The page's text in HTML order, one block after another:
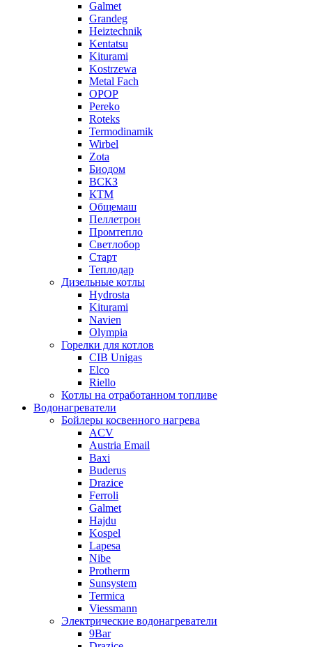
Galmet
Grandeg
Heiztechnik
Kentatsu
Kiturami
Kostrzewa
Metal Fach
OPOP
Pereko
Roteks
Termodinamik
Wirbel
Zota
Биодом
ВСКЗ
КТМ
Общемаш
Пеллетрон
Промтепло
Светлобор
Старт
Теплодар
Дизельные котлы
Hydrosta
Kiturami
Navien
Olympia
Горелки для котлов
CIB Unigas
Elco
Riello
Котлы на отработанном топливе
Водонагреватели
Бойлеры косвенного нагрева
ACV
Austria Email
Baxi
Buderus
Drazice
Ferroli
Galmet
Hajdu
Kospel
Lapesa
Nibe
Protherm
Sunsystem
Termica
Viessmann
Электрические водонагреватели
9Bar